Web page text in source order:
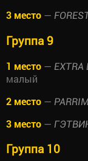
3 место —
Группа 9
1 место — EXTRA
малый
2 место —
3 место —
Группа 10